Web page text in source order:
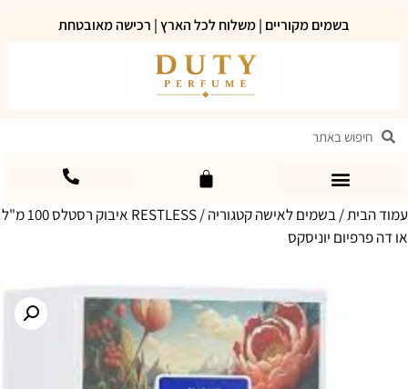
בשמים מקוריים | משלוח לכל הארץ | רכישה מאובטחת
עמוד הבית/בשמים לאישה קטגוריה
/ RESTLESS איבוק רסטלס 100 מ"ל
או דה פרפיום יוניסקס